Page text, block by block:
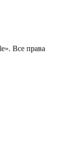
Все права